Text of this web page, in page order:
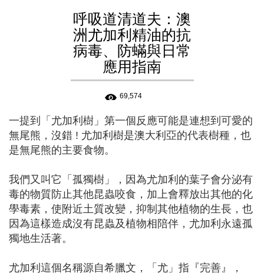
呼吸道清道夫：澳
洲尤加利精油的抗
病毒、防蟎與日常
應用指南
69,574
一提到「尤加利樹」第一個反應可能是連想到可愛的
無尾熊，沒錯 ! 尤加利樹是澳大利亞的代表樹種，也
是無尾熊的主要食物。
我們又叫它「孤獨樹」，因為尤加利的葉子會分泌有
毒的物質防止其他昆蟲咬食，加上會釋放出其他的化
學毒素，使附近土質改變，抑制其他植物的生長，也
因為這樣造成沒有昆蟲及植物相陪伴，尤加利永遠孤
獨地生活著。
尤加利這個名稱源自希臘文，「尤」指『完善』，